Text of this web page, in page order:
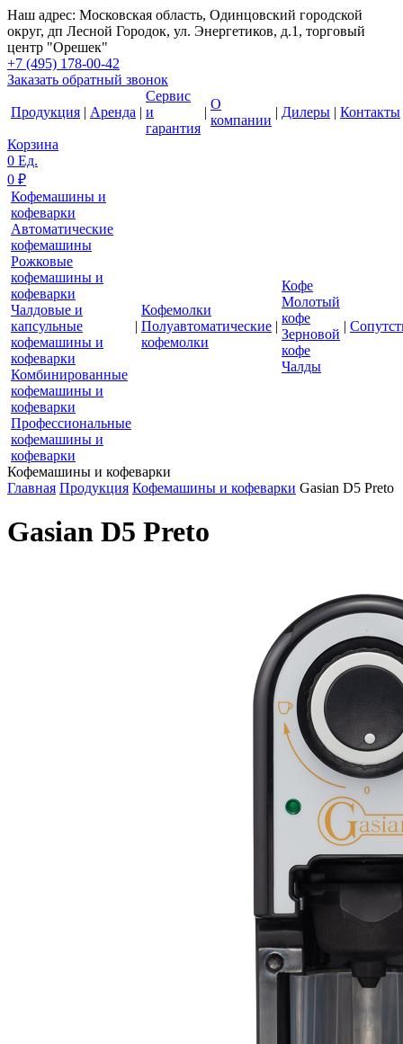
Наш адрес: Московская область, Одинцовский городской
округ, дп Лесной Городок, ул. Энергетиков, д.1, торговый
центр "Орешек"
+7 (495) 178-00-42
Заказать обратный звонок
Продукция | Аренда |
Сервис
и
гарантия
|
О
компании
| Дилеры | Контакты
Корзина
0 Ед.
0 ₽
Кофемашины и
кофеварки
Автоматические
кофемашины
Рожковые
кофемашины и
кофеварки
Чалдовые и
капсульные
кофемашины и
кофеварки
Комбинированные
кофемашины и
кофеварки
Профессиональные
кофемашины и
кофеварки
|
Кофемолки
Полуавтоматические
кофемолки
|
Кофе
Молотый
кофе
Зерновой
кофе
Чалды
|
Кофемашины и кофеварки
Главная Продукция Кофемашины и кофеварки Gasian D5 Preto
Gasian D5 Preto